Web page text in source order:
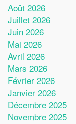
Août 2026
Juillet 2026
Juin 2026
Mai 2026
Avril 2026
Mars 2026
Février 2026
Janvier 2026
Décembre 2025
Novembre 2025